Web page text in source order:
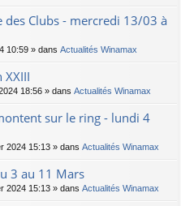
des Clubs - mercredi 13/03 à
10:59 » dans Actualités Winamax
XXIII
18:56 » dans Actualités Winamax
sur le ring - lundi 4
2024 15:13 » dans Actualités Winamax
3 au 11 Mars
2024 15:13 » dans Actualités Winamax